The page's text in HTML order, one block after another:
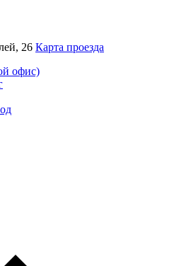
26 Карта проезда
офис)